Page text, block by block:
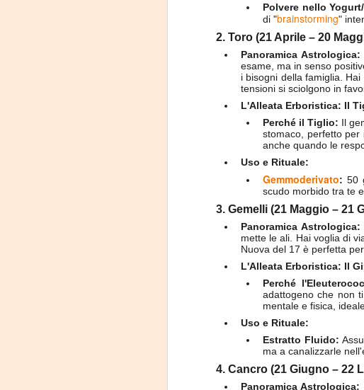
Polvere nello
di "brainstorming"
2. Toro (21 Aprile – 20
Panoramica Astrologica:
esame, ma in senso
i bisogni della famiglia.
tensioni si sciolgono in
L'Alleata Erboristica: Il
Perché il Tiglio: Il
stomaco, perfetto per
anche quando le
Uso e Rituale:
Gemmoderivato: 50
scudo morbido tra te
3. Gemelli (21 Maggio – 21
Panoramica Astrologica:
mette le ali. Hai voglia di
Nuova del 17 è perfetta
L'Alleata Erboristica: Il
Perché
adattogeno che non
mentale e fisica,
Uso e Rituale:
Estratto Fluido:
ma a canalizzarle
4. Cancro (21 Giugno – 22
Panoramica Astrologica:
JUN
ェー
-Binary
PHD Ivan
JUN
8
-
PHD Ivan
JUN
7